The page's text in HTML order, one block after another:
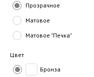
Прозрачное
Матовое
Матовое "Печка"
Цвет
Бронза